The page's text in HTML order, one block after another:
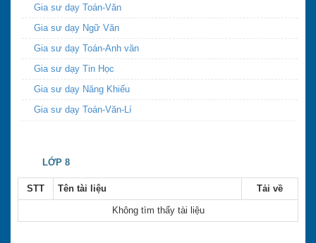
Gia sư dạy Toán-Văn
Gia sư dạy Ngữ Văn
Gia sư dạy Toán-Anh văn
Gia sư dạy Tin Học
Gia sư dạy Năng Khiếu
Gia sư dạy Toán-Văn-Lí
LỚP 8
STT Tên tài liệu Tải về
Không tìm thấy tài liệu